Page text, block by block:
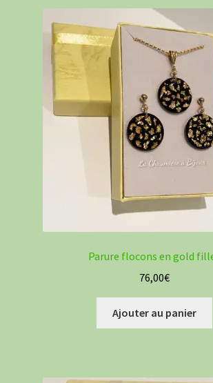
Parure flocons en gold
76,00€
Ajouter au panier